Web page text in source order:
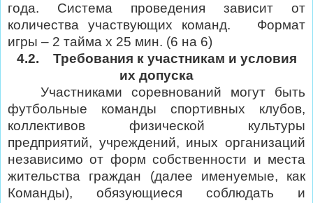
года. Система проведения зависит от
количества участвующих команд.
Формат
игры – 2 тайма х 25 мин. (6 на 6)
4.2.
Требования к участникам и условия
их допуска
Участниками соревнований могут быть
футбольные команды спортивных клубов,
коллективов физической культуры
предприятий, учреждений, иных организаций
независимо от форм собственности и места
жительства граждан (далее именуемые, как
Команды), обязующиеся соблюдать и